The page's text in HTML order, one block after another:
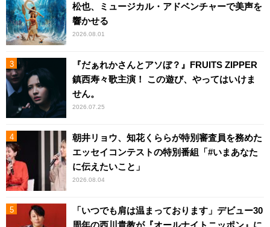
松也、ミュージカル・アドベンチャーで美声を
響かせる
2026.08.01
『だぁれかさんとアソぼ？』FRUITS ZIPPER
鎮西寿々歌主演！ この遊び、やってはいけま
せん。
2026.07.25
朝井リョウ、知花くららが特別審査員を務めた
エッセイコンテストの特別番組「#いまあなた
に伝えたいこと」
2026.08.04
「いつでも肩は温まっております」デビュー30
周年の西川貴教が『オールナイトニッポン』に